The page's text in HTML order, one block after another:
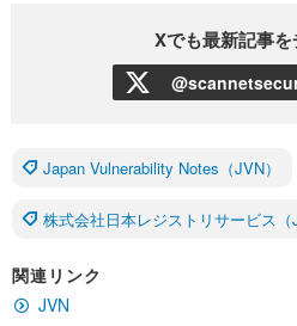
Xでも最新記事を
Japan Vulnerability Notes（JVN）
株式会社日本レジストリサービス（
関連リンク
JVN